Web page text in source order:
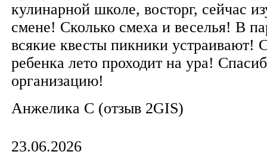
кулинарной школе, восторг, сейчас
смене! Сколько смеха и веселья! В
всякие квесты пикники устраивают!
ребенка лето проходит на ура!
организацию!
Анжелика С (отзыв 2GIS)
23.06.2026